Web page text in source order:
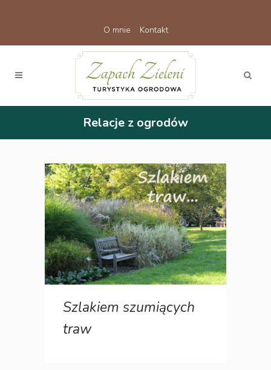
O mnie Kontakt
Relacje z ogrodów
Szlakiem szumiących
traw